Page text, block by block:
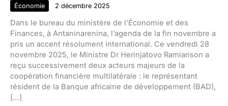
Économie 2 décembre 2025
Dans le bureau du ministère de l’Économie et des
Finances, à Antaninarenina, l’agenda de la fin novembre a
pris un accent résolument international. Ce vendredi 28
novembre 2025, le Ministre Dr Herinjatovo Ramiarison a
reçu successivement deux acteurs majeurs de la
coopération financière multilatérale : le représentant
résident de la Banque africaine de développement (BAD),
[…]